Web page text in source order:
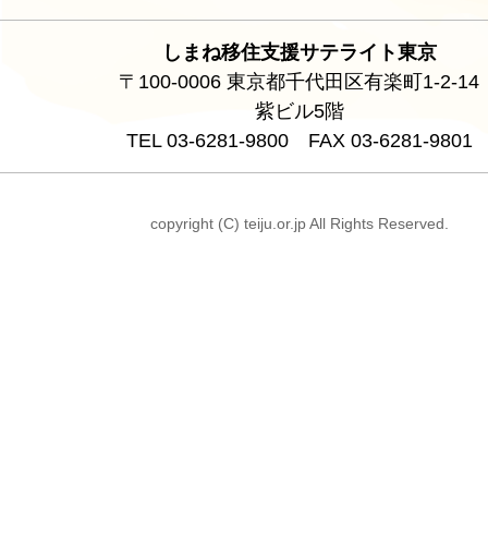
しまね移住支援サテライト東京
〒100-0006 東京都千代田区有楽町1-2-14
紫ビル5階
TEL 03-6281-9800 FAX 03-6281-9801
copyright (C) teiju.or.jp All Rights Reserved.